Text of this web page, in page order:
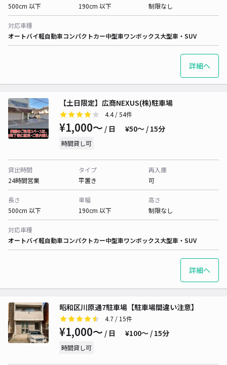
500cm 以下
190cm 以下
制限なし
対応車種
オートバイ軽自動車コンパクトカー中型車ワンボックス大型車・SUV
詳細へ
【土日限定】広商NEXUS(株)駐車場
4.4/ 54件
¥1,000〜 / 日 ¥50〜 / 15分
時間貸し可
貸出時間
24時間営業
タイプ
平置き
再入庫
可
長さ
500cm 以下
車幅
190cm 以下
高さ
制限なし
対応車種
オートバイ軽自動車コンパクトカー中型車ワンボックス大型車・SUV
詳細へ
昭和区川原通7駐車場【駐車場間違い注意】
4.7 / 15件
¥1,000〜 / 日 ¥100〜 / 15分
時間貸し可